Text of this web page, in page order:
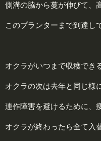
側溝の脇から蔓が伸びて、
このプランターまで到達し
オクラがいつまで収穫でき
オクラの次は去年と同じ様
連作障害を避けるために、
オクラが終わったら全て入